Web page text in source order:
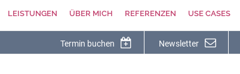
LEISTUNGEN ÜBER MICH REFERENZEN USE CASES
Termin buchen Newsletter